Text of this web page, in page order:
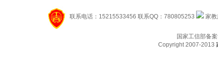
联系电话：15215533456 联系QQ：780805253 家
国家工信部备
Copyright 2007-2013